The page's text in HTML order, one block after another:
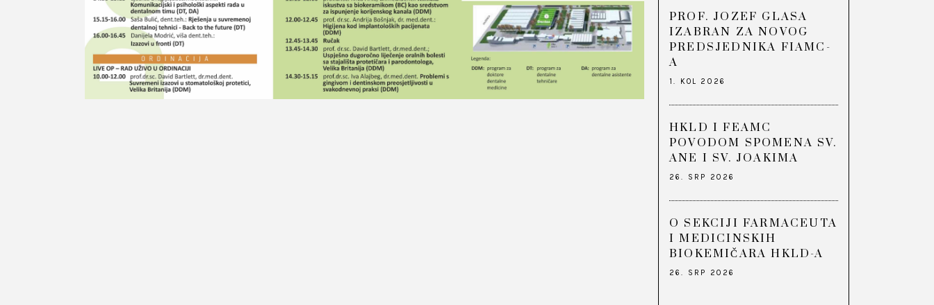
PROF. JOZEF GLASA
IZABRAN ZA NOVOG
PREDSJEDNIKA FIAMC-
A
1. KOL 2026
HKLD I FEAMC
POVODOM SPOMENA SV.
ANE I SV. JOAKIMA
26. SRP 2026
O SEKCIJI FARMACEUTA
I MEDICINSKIH
BIOKEMIČARA HKLD-A
26. SRP 2026